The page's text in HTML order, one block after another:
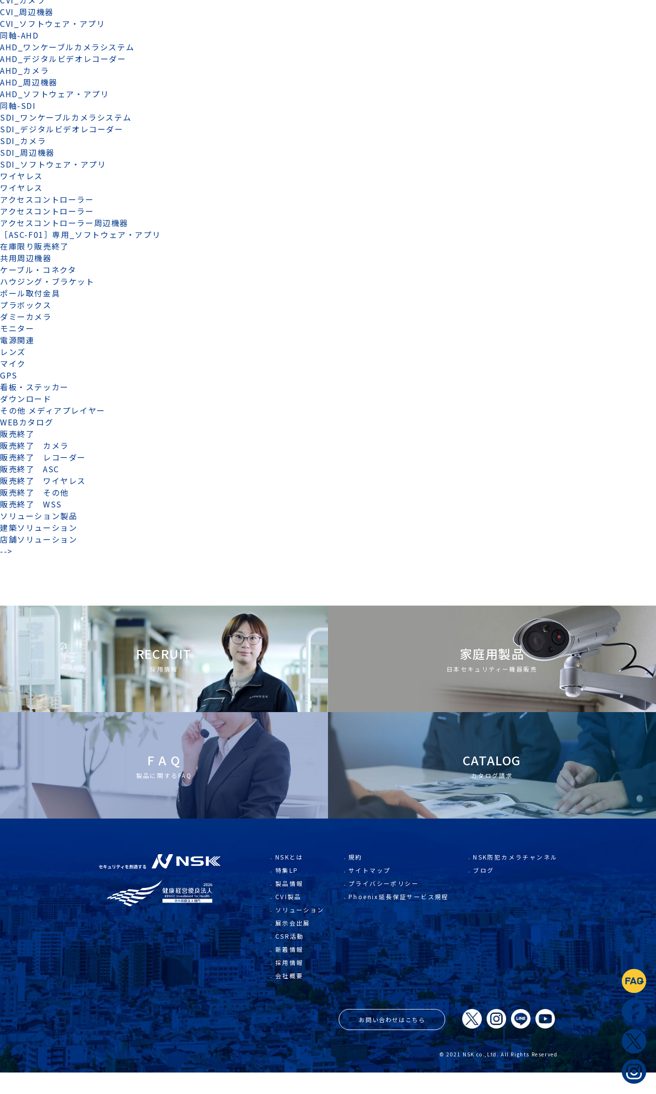
CVI_周辺機器
CVI_ソフトウェア・アプリ
同軸-AHD
AHD_ワンケーブルカメラシステム
AHD_デジタルビデオレコーダー
AHD_カメラ
AHD_周辺機器
AHD_ソフトウェア・アプリ
同軸-SDI
SDI_ワンケーブルカメラシステム
SDI_デジタルビデオレコーダー
SDI_カメラ
SDI_周辺機器
SDI_ソフトウェア・アプリ
ワイヤレス
ワイヤレス
アクセスコントローラー
アクセスコントローラー
アクセスコントローラー周辺機器
［ASC-F01］専用_ソフトウェア・アプリ
在庫限り販売終了
共用周辺機器
ケーブル・コネクタ
ハウジング・ブラケット
ポール取付金具
プラボックス
ダミーカメラ
モニター
電源関連
レンズ
マイク
GPS
看板・ステッカー
ダウンロード
その他 メディアプレイヤー
WEBカタログ
販売終了
販売終了 カメラ
販売終了 レコーダー
販売終了 ASC
販売終了 ワイヤレス
販売終了 その他
販売終了 WSS
ソリューション製品
建築ソリューション
店舗ソリューション
-->
RECRUIT
採用情報
家庭用製品
日本セキュリティー機器販売
F A Q
製品に関するFAQ
CATALOG
カタログ請求
NSKとは
特集LP
製品情報
CVI製品
ソリューション
展示会出展
CSR活動
新着情報
採用情報
会社概要
規約
サイトマップ
プライバシーポリシー
Phoenix延長保証サービス規程
NSK防犯カメラチャンネル
ブログ
お問い合わせはこちら
© 2021 NSK co.,Ltd. All Rights Reserved